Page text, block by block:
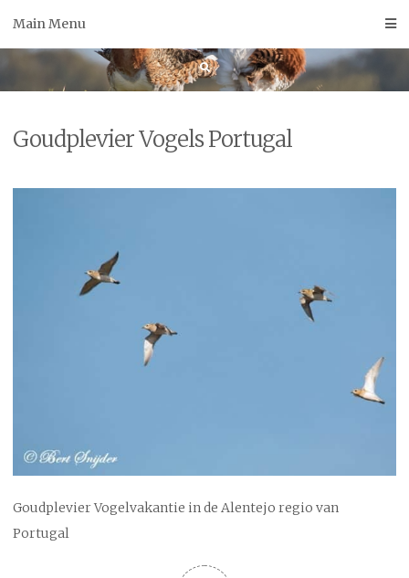
Main Menu
Goudplevier Vogels Portugal
Goudplevier Vogelvakantie in de Alentejo regio van
Portugal